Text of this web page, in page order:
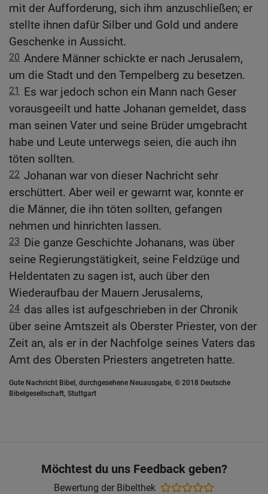
mit der Aufforderung, sich ihm anzuschließen; er
stellte ihnen dafür Silber und Gold und andere
Geschenke in Aussicht.
20 Andere Männer schickte er nach Jerusalem,
um die Stadt und den Tempelberg zu besetzen.
21
Es war jedoch schon ein Mann nach Geser
vorausgeeilt und hatte Johanan gemeldet, dass
man seinen Vater und seine Brüder umgebracht
habe und Leute unterwegs seien, die auch ihn
töten sollten.
22 Johanan war von dieser Nachricht sehr
erschüttert. Aber weil er gewarnt war, konnte er
die Männer, die ihn töten sollten, gefangen
nehmen und hinrichten lassen.
23 Die ganze Geschichte Johanans, was über
seine Regierungstätigkeit, seine Feldzüge und
Heldentaten zu sagen ist, auch über den
Wiederaufbau der Mauern Jerusalems,
24 das alles ist aufgeschrieben in der Chronik
über seine Amtszeit als Oberster Priester, von der
Zeit an, als er in der Nachfolge seines Vaters das
Amt des Obersten Priesters angetreten hatte.
Gute Nachricht Bibel, durchgesehene Neuausgabe, © 2018 Deutsche
Bibelgesellschaft, Stuttgart
Möchtest du uns Feedback geben?
Bewertung der Bibelthek